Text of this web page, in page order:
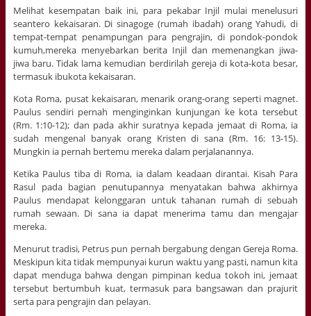
Melihat kesempatan baik ini, para pekabar Injil mulai menelusuri
seantero kekaisaran. Di sinagoge (rumah ibadah) orang Yahudi, di
tempat-tempat penampungan para pengrajin, di pondok-pondok
kumuh,mereka menyebarkan berita Injil dan memenangkan jiwa-
jiwa baru. Tidak lama kemudian berdirilah gereja di kota-kota besar,
termasuk ibukota kekaisaran.
Kota Roma, pusat kekaisaran, menarik orang-orang seperti magnet.
Paulus sendiri pernah menginginkan kunjungan ke kota tersebut
(Rm. 1:10-12); dan pada akhir suratnya kepada jemaat di Roma, ia
sudah mengenal banyak orang Kristen di sana (Rm. 16: 13-15).
Mungkin ia pernah bertemu mereka dalam perjalanannya.
Ketika Paulus tiba di Roma, ia dalam keadaan dirantai. Kisah Para
Rasul pada bagian penutupannya menyatakan bahwa akhirnya
Paulus mendapat kelonggaran untuk tahanan rumah di sebuah
rumah sewaan. Di sana ia dapat menerima tamu dan mengajar
mereka.
Menurut tradisi, Petrus pun pernah bergabung dengan Gereja Roma.
Meskipun kita tidak mempunyai kurun waktu yang pasti, namun kita
dapat menduga bahwa dengan pimpinan kedua tokoh ini, jemaat
tersebut bertumbuh kuat, termasuk para bangsawan dan prajurit
serta para pengrajin dan pelayan.